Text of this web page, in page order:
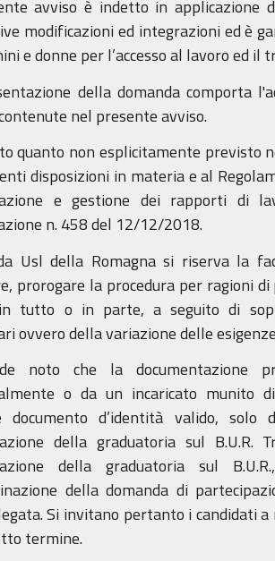
avviso è indetto in applicazione
modificazioni ed integrazioni ed è
e donne per l’accesso al lavoro ed
della domanda comporta
nel presente avviso.
quanto non esplicitamente previsto
disposizioni in materia e al
e gestione dei rapporti di
n. 458 del 12/12/2018.
Usl della Romagna si riserva la
prorogare la procedura per ragioni
tutto o in parte, a seguito di
ovvero della variazione delle
noto che la documentazione
o da un incaricato munito
documento d’identità valido,
della graduatoria sul B.U.R.
della graduatoria sul
della domanda di
Si invitano pertanto i candidati
termine.